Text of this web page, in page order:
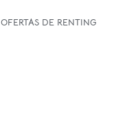
OFERTAS DE RENTING